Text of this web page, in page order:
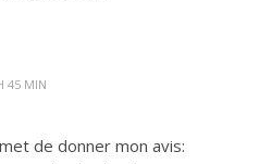
45 MIN
de donner mon avis: